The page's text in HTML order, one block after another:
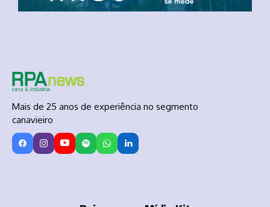
Mais de 25 anos de experiência no segmento
canavieiro